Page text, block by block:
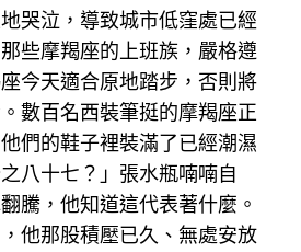
哭泣，導致城市低窪處已經
些摩羯座的上班族，嚴格遵
今天適合原地踏步，否則將
數百名西裝筆挺的摩羯座正
們的鞋子裡裝滿了已經潮濕
八十七？」張水瓶喃喃自
騰，他知道這代表著什麼。
他那股積壓已久、無處安放